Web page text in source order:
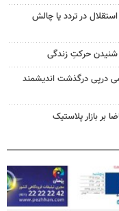
در تردد یا چالش
حرکتِ زندگی
درپی درگذشت اندیشمند
بر بازار پلاستیک